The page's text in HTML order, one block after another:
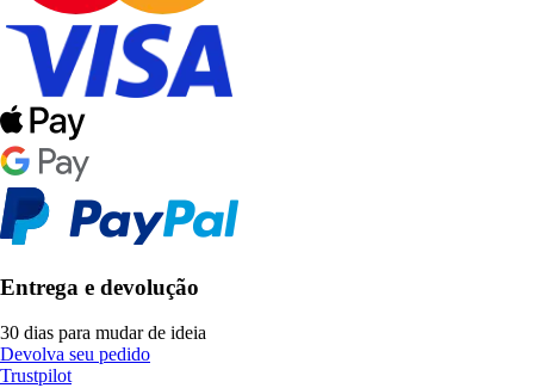
Entrega e devolução
30 dias para mudar de ideia
Devolva seu pedido
Trustpilot